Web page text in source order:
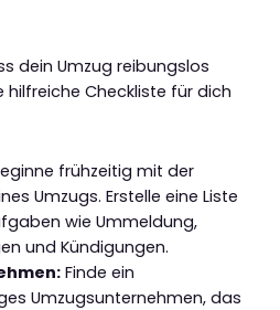
dein Umzug reibungslos
hilfreiche Checkliste für dich
frühzeitig mit der
Umzugs. Erstelle eine Liste
wie Ummeldung,
und Kündigungen.
Finde ein
Umzugsunternehmen, das